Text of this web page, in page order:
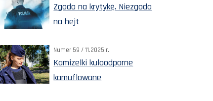
Zgoda na krytykę. Niezgoda
na hejt
Numer 59 / 11.2025 r.
Kamizelki kuloodporne
kamuflowane